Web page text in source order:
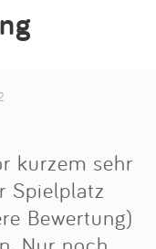
kurzem sehr
Spielplatz
Bewertung)